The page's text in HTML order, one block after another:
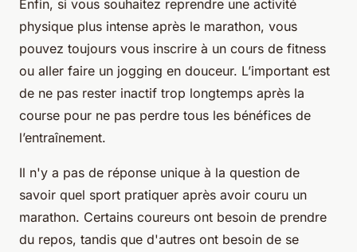
Enfin, si vous souhaitez reprendre une activité
physique plus intense après le marathon, vous
pouvez toujours vous inscrire à un cours de fitness
ou aller faire un jogging en douceur. L’important est
de ne pas rester inactif trop longtemps après la
course pour ne pas perdre tous les bénéfices de
l’entraînement.
Il n'y a pas de réponse unique à la question de
savoir quel sport pratiquer après avoir couru un
marathon. Certains coureurs ont besoin de prendre
du repos, tandis que d'autres ont besoin de se